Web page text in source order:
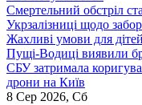
Смертельний обстріл
Укрзалізниці щодо
Жахливі умови для
Пущі-Водиці виявили
СБУ затримала
дрони на Київ
8 Сер 2026, Сб